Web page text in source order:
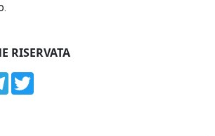
RISERVATA
Telegram